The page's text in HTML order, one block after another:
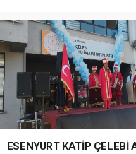
ESENYURT KATİP ÇELEBİ